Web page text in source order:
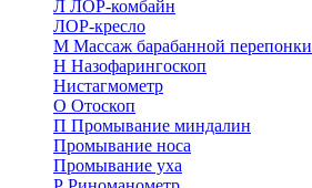
Л ЛОР-комбайн
ЛОР-кресло
М Массаж барабанной перепонки
Н Назофарингоскоп
Нистагмометр
О Отоскоп
П Промывание миндалин
Промывание носа
Промывание уха